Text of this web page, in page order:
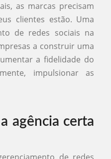
as marcas precisam
clientes estão. Uma
de redes sociais na
a construir uma
a fidelidade do
impulsionar as
agência certa